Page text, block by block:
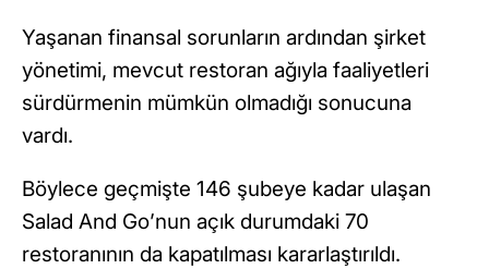
Yaşanan finansal sorunların ardından şirket
yönetimi, mevcut restoran ağıyla faaliyetleri
sürdürmenin mümkün olmadığı sonucuna
vardı.
Böylece geçmişte 146 şubeye kadar ulaşan
Salad And Go’nun açık durumdaki 70
restoranının da kapatılması kararlaştırıldı.